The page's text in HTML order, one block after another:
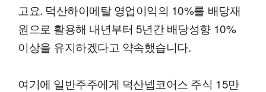
고요. 덕산하이메탈 영업이익의 10%를 배당재
원으로 활용해 내년부터 5년간 배당성향 10%
이상을 유지하겠다고 약속했습니다.
여기에 일반주주에게 덕산넵코어스 주식 15만